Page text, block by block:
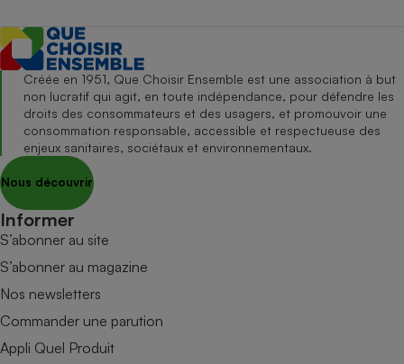
Créée en 1951, Que Choisir Ensemble est une association à but
non lucratif qui agit, en toute indépendance, pour défendre les
droits des consommateurs et des usagers, et promouvoir une
consommation responsable, accessible et respectueuse des
enjeux sanitaires, sociétaux et environnementaux.
Nous découvrir
Informer
S’abonner au site
S’abonner au magazine
Nos newsletters
Commander une parution
Appli Quel Produit